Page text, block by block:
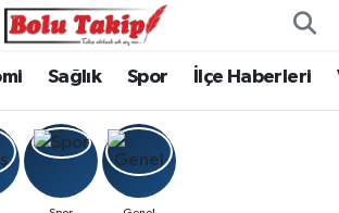
Sağlık Spor İlçe Haberleri